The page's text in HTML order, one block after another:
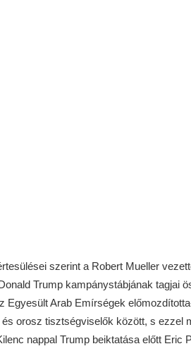
szerint a Robert Mueller
Trump kampánystábjának tagjai
Egyesült Arab Emírségek
orosz tisztségviselők között, s ezzel
nappal Trump beiktatása előtt Eric